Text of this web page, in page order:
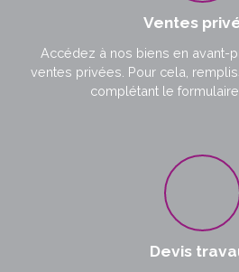
Ventes
Accédez à nos biens en avant-
ventes privées. Pour cela,
complétant le
Devis